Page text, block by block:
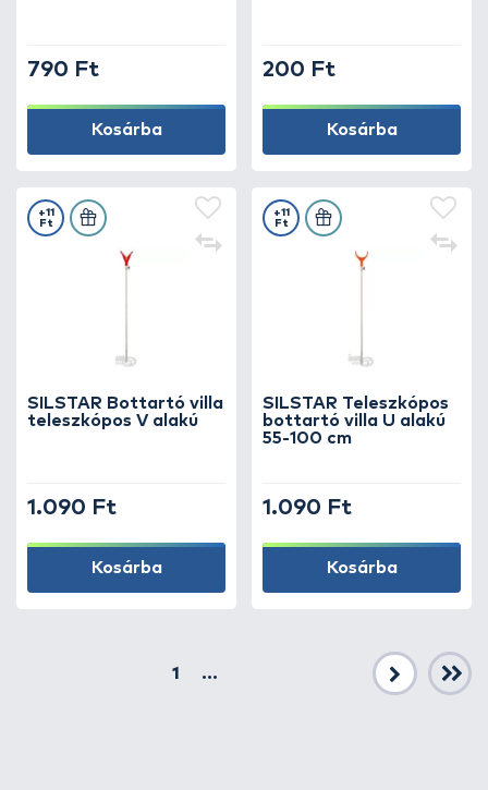
790 Ft
Kosárba
200 Ft
Kosárba
SILSTAR Bottartó villa
teleszkópos V alakú
+11
Ft
1.090 Ft
Kosárba
SILSTAR Teleszkópos
bottartó villa U alakú
55-100 cm
+11
Ft
1.090 Ft
Kosárba
1
...
Következő